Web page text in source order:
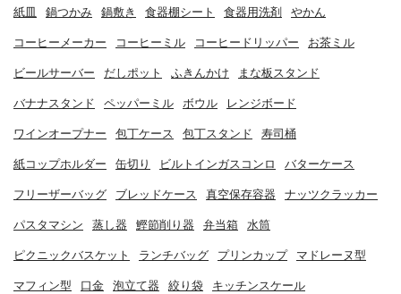
紙皿 鍋つかみ 鍋敷き 食器棚シート 食器用洗剤 やかん
コーヒーメーカー コーヒーミル コーヒードリッパー お茶ミル
ビールサーバー だしポット ふきんかけ まな板スタンド
バナナスタンド ペッパーミル ボウル レンジボード
ワインオープナー 包丁ケース 包丁スタンド 寿司桶
紙コップホルダー 缶切り ビルトインガスコンロ バターケース
フリーザーバッグ ブレッドケース 真空保存容器 ナッツクラッカー
パスタマシン 蒸し器 鰹節削り器 弁当箱 水筒
ピクニックバスケット ランチバッグ プリンカップ マドレーヌ型
マフィン型 口金 泡立て器 絞り袋 キッチンスケール